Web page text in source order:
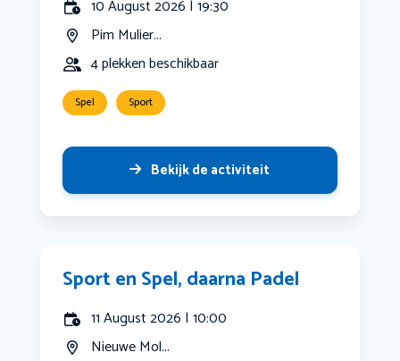
10 August 2026 | 19:30
Pim Mulier...
4 plekken beschikbaar
Spel Sport
Bekijk de activiteit
Sport en Spel, daarna Padel
11 August 2026 | 10:00
Nieuwe Mol...